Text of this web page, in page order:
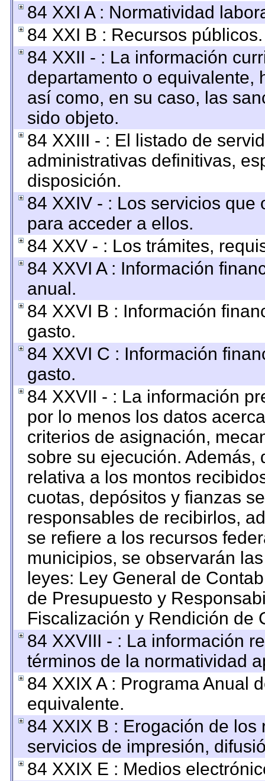
84 XXI A : Normatividad
84 XXI B : Recursos públicos.
84 XXII - : La información
departamento o equivalente,
así como, en su caso, las
sido objeto.
84 XXIII - : El listado de
administrativas definitivas,
disposición.
84 XXIV - : Los servicios
para acceder a ellos.
84 XXV - : Los trámites,
84 XXVI A : Información
anual.
84 XXVI B : Información
gasto.
84 XXVI C : Información
gasto.
84 XXVII - : La información
por lo menos los datos
criterios de asignación,
sobre su ejecución.
relativa a los montos
cuotas, depósitos y fianzas
responsables de recibirlos,
se refiere a los recursos
municipios, se observarán
leyes: Ley General de
de Presupuesto y
Fiscalización y Rendición de
84 XXVIII - : La información
términos de la normatividad
84 XXIX A : Programa Anual
equivalente.
84 XXIX B : Erogación de
servicios de impresión,
84 XXIX E : Medios